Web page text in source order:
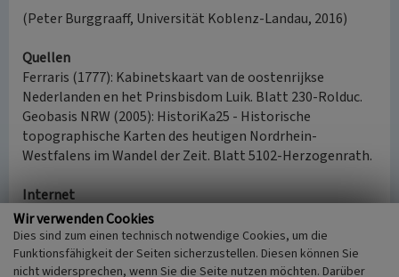
(Peter Burggraaff, Universität Koblenz-Landau, 2016)
Quellen
Ferraris (1777): Kabinetskaart van de oostenrijkse
Nederlanden en het Prinsbisdom Luik. Blatt 230-Rolduc.
Geobasis NRW (2005): HistoriKa25 - Historische
topographische Karten des heutigen Nordrhein-
Westfalens im Wandel der Zeit. Blatt 5102-Herzogenrath.
Internet
www.nsg.naturschutzinformationen.nrw.de
Naturschutzgebiet Naturpark Worm-Wildnis (ACK-097)
(abgerufen 27.03.2017)
Wir verwenden Cookies
Dies sind zum einen technisch notwendige Cookies, um die
Funktionsfähigkeit der Seiten sicherzustellen. Diesen können Sie
nicht widersprechen, wenn Sie die Seite nutzen möchten. Darüber